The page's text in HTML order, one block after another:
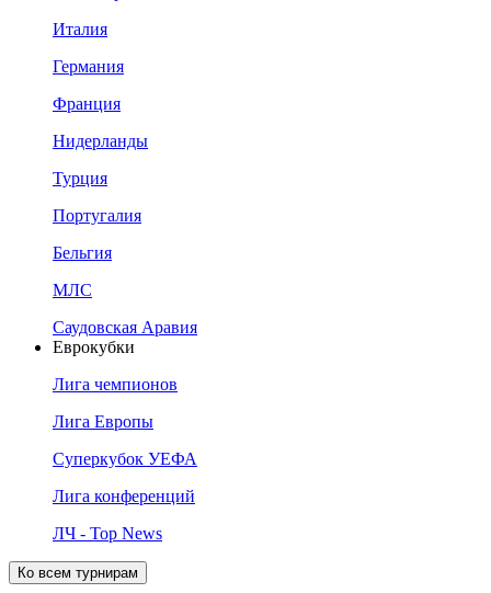
Италия
Германия
Франция
Нидерланды
Турция
Португалия
Бельгия
МЛС
Саудовская Аравия
Еврокубки
Лига чемпионов
Лига Европы
Суперкубок УЕФА
Лига конференций
ЛЧ - Top News
Ко всем турнирам